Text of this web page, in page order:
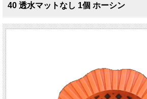
40 透水マットなし 1個 ホーシン